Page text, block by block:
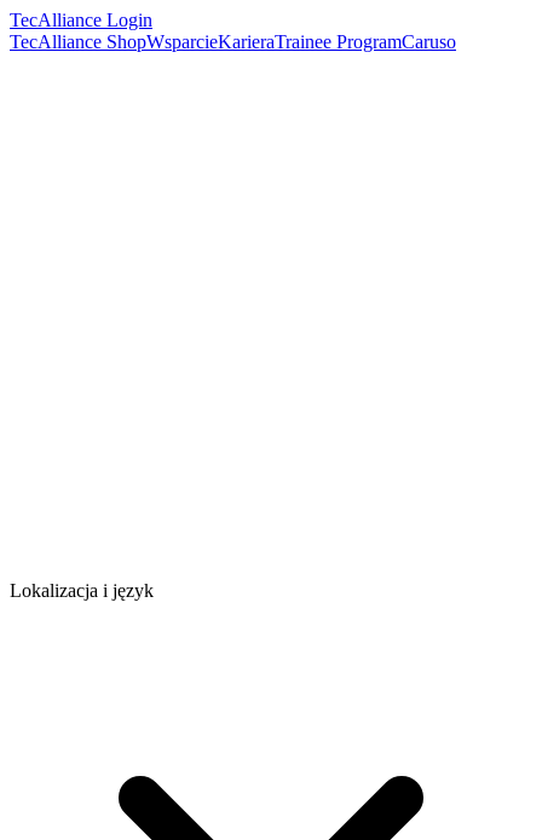
TecAlliance Login
TecAlliance ShopWsparcieKarieraTrainee ProgramCaruso
Lokalizacja i język